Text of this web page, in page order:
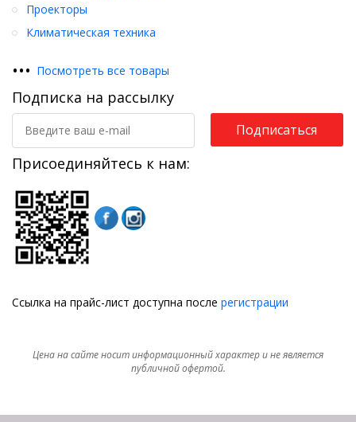
Проекторы
Климатическая техника
••• Посмотреть все товары
Подписка на рассылку
Подписаться
Присоединяйтесь к нам:
Ссылка на прайс-лист доступна после регистрации
Цена на сайте носит информационный характер и не является
публичной офертой.